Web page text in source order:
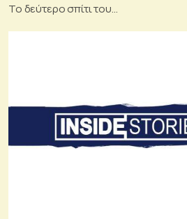
Το δεύτερο σπίτι του...